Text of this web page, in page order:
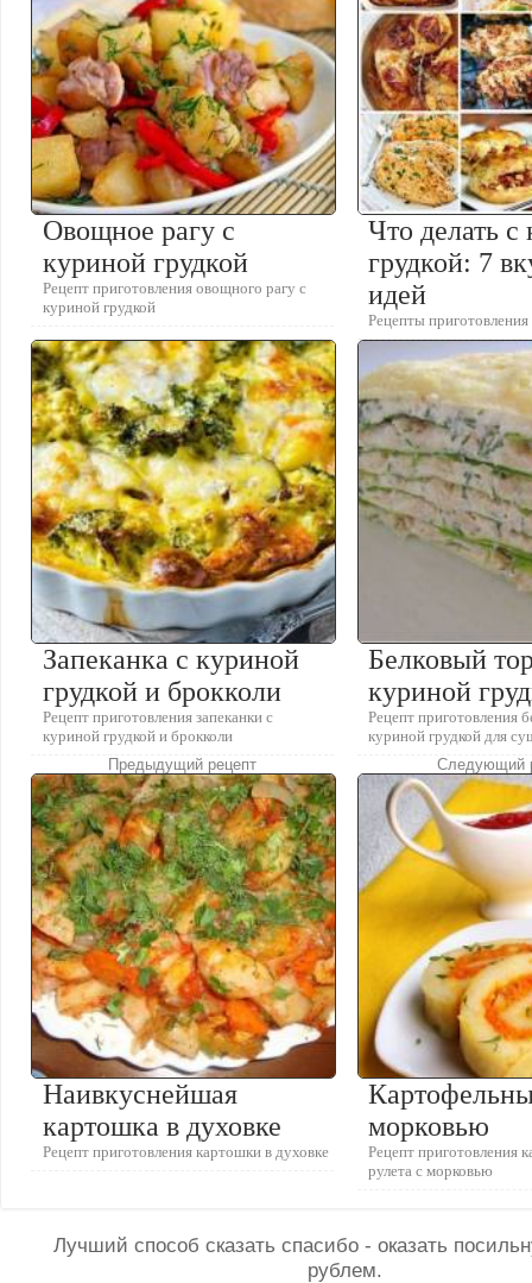
Овощное рагу с
куриной грудкой
Рецепт приготовления овощного рагу с
куриной грудкой
Что делать с
грудкой: 7
идей
Рецепты
Запеканка с куриной
грудкой и брокколи
Рецепт приготовления запеканки с
куриной грудкой и брокколи
Белковый
куриной
Рецепт приготовления
куриной грудкой для
Предыдущий рецепт
Наивкуснейшая
картошка в духовке
Рецепт приготовления картошки в духовке
Следующий
морковью
Рецепт приготовления
рулета с морковью
Лучший способ сказать спасибо - оказать
рублем.